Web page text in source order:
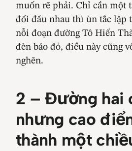
muốn rẽ phải. Chỉ cần một
đối đầu nhau thì ùn tắc lập
nỗi đoạn đường Tô Hiến
đèn báo đỏ, điều này cũng
nghẽn.
2 – Đường hai
nhưng cao
thành một